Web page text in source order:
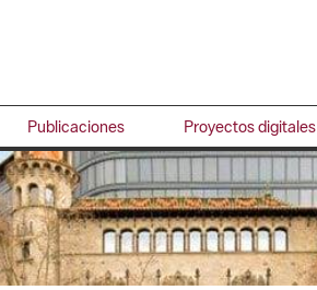
Publicaciones Proyectos digitales